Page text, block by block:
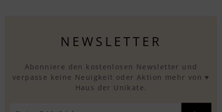
NEWSLETTER
Abonniere den kostenlosen Newsletter und
verpasse keine Neuigkeit oder Aktion mehr von ♥
Haus der Unikate.